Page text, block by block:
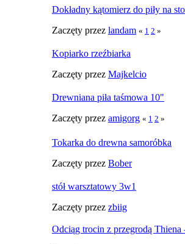
Dokładny kątomierz do piły na
Zaczęty przez landam « 1 2 »
Kopiarko rzeźbiarka
Zaczęty przez Majkelcio
Drewniana piła taśmowa 10"
Zaczęty przez amigorg « 1 2 »
Tokarka do drewna samoróbka
Zaczęty przez Bober
stół warsztatowy 3w1
Zaczęty przez zbiig
Odciąg trocin z przegrodą Thiena